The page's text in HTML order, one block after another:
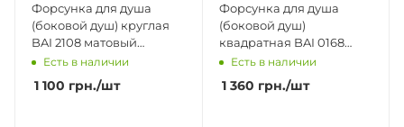
Форсунка для душа
(боковой душ) круглая
BAI 2108 матовый
черный
Есть в наличии
1 100 грн./шт
Форсунка для душа
(боковой душ)
квадратная BAI 0168
матовый никель
Есть в наличии
1 360 грн./шт